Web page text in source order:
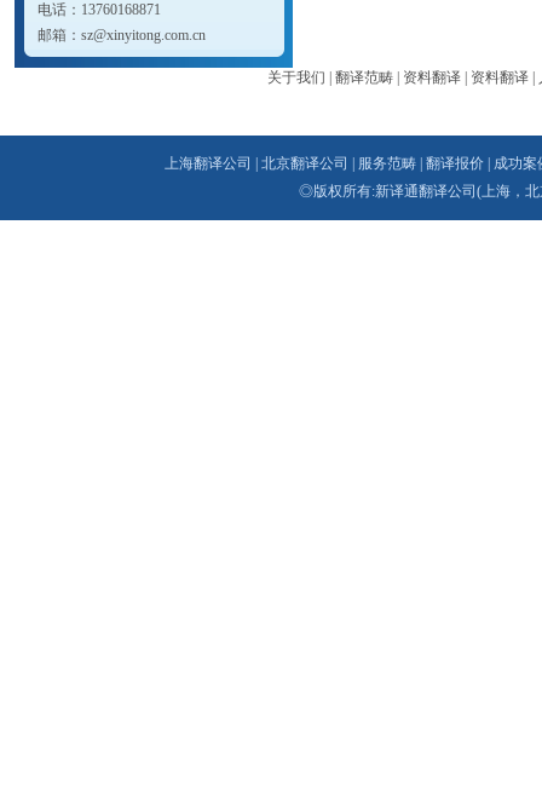
电话：13760168871
邮箱： sz@xinyitong.com.cn
关于我们 翻译范畴 资料翻译 资料翻译
上海翻译公司 北京翻译公司 服务范畴| 翻译报价|
成功案
◎版权所有:新译通翻译公司 (上海，